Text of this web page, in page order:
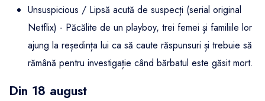
Unsuspicious / Lipsă acută de suspecți (serial original
Netflix) - Păcălite de un playboy, trei femei și familiile lor
ajung la reședința lui ca să caute răspunsuri și trebuie să
rămână pentru investigație când bărbatul este găsit mort.
Din 18 august